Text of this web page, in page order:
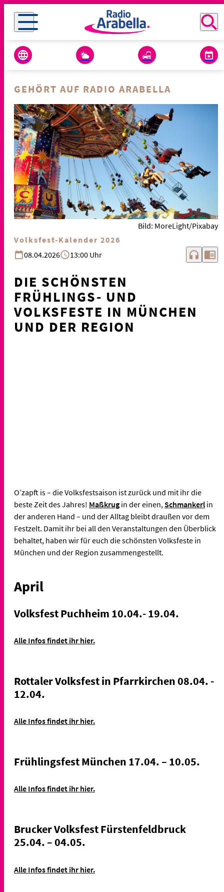
GEHÖRT AUF RADIO ARABELLA
Bild: MoreLight/Pixabay
Volksfest-Kalender 2026
08.04.2026
13:00 Uhr headphones chrome_reader_mode
DIE SCHÖNSTEN
FRÜHLINGS- UND
VOLKSFESTE IN MÜNCHEN
UND DER REGION
O’zapft is – die Volksfestsaison ist zurück und mit ihr die
beste Zeit des Jahres! Maßkrug in der einen,Schmankerl in
der anderen Hand – und der Alltag bleibt draußen vor dem
Festzelt. Damit ihr bei all den Veranstaltungen den Überblick
behaltet, haben wir für euch die schönsten Volksfeste in
München und der Region zusammengestellt.
April
Volksfest Puchheim 10.04.- 19.04.
Alle Infos findet ihr hier.
Rottaler Volksfest in Pfarrkirchen 08.04. -
12.04.
Alle Infos findet ihr hier.
Frühlingsfest München 17.04. – 10.05.
Alle Infos findet ihr hier.
Brucker Volksfest Fürstenfeldbruck
25.04. – 04.05.
Alle Infos findet ihr hier.